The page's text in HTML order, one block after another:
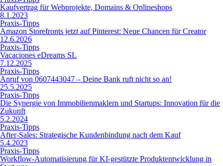
Kaufvertrag für Webprojekte, Domains & Onlineshops
8.1.2023
Praxis-Tipps
Amazon Storefronts jetzt auf Pinterest: Neue Chancen für Creator
12.6.2026
Praxis-Tipps
Vacaciones eDreams SL
7.12.2025
Praxis-Tipps
Anruf von 0607443047 – Deine Bank ruft nicht so an!
25.5.2025
Praxis-Tipps
Die Synergie von Immobilienmaklern und Startups: Innovation für die
Zukunft
5.2.2024
Praxis-Tipps
After-Sales: Strategische Kundenbindung nach dem Kauf
5.4.2023
Praxis-Tipps
Workflow-Automatisierung für KI-gestützte Produktentwicklung in